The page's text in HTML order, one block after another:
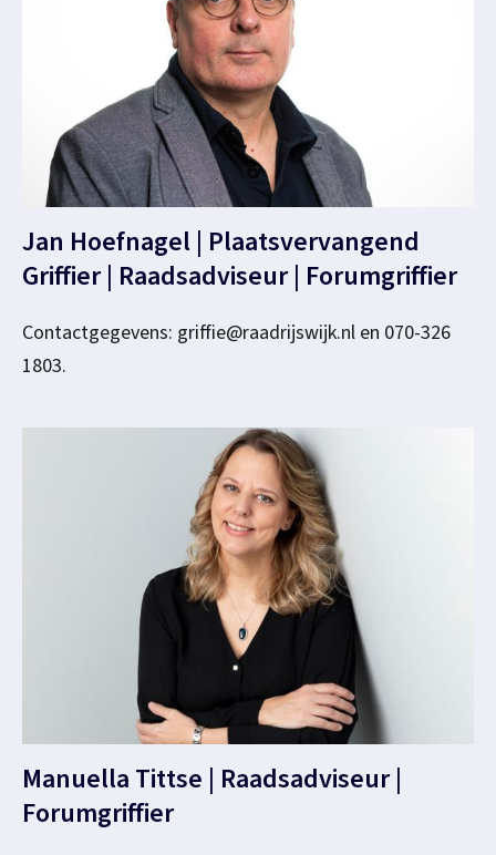
Jan Hoefnagel | Plaatsvervangend
Griffier | Raadsadviseur | Forumgriffier
Contactgegevens: griffie@raadrijswijk.nl en 070-326
1803.
Manuella Tittse | Raadsadviseur |
Forumgriffier